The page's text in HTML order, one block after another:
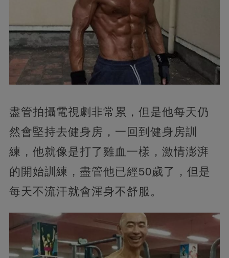
盡管拍攝電視劇非常累，但是他每天仍
然會堅持去健身房，一回到健身房訓
練，他就像是打了雞血一樣，激情澎湃
的開始訓練，盡管他已經50歲了，但是
每天不流汗就會渾身不舒服。